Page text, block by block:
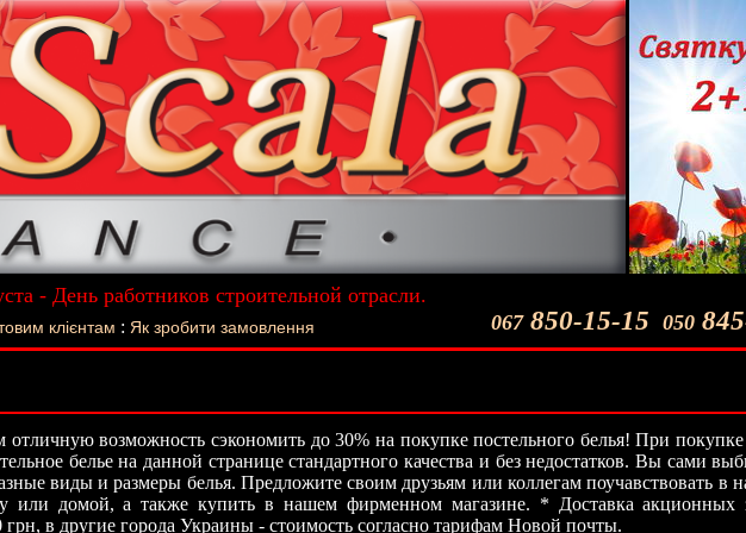
- День работников строительной отрасли.
подарок - Постельное белье La Scala!
067850-15-15 050
клієнтам : Як зробити замовлення
возможность сэкономить до 30% на покупке постельного белья! При
белье на данной странице стандартного качества и без недостатков. Вы сами
виды и размеры белья. Предложите своим друзьям или коллегам поучавствовать в
или домой, а также купить в нашем фирменном магазине. * Доставка акционных
грн, в другие города Украины - стоимость согласно тарифам Новой почты.